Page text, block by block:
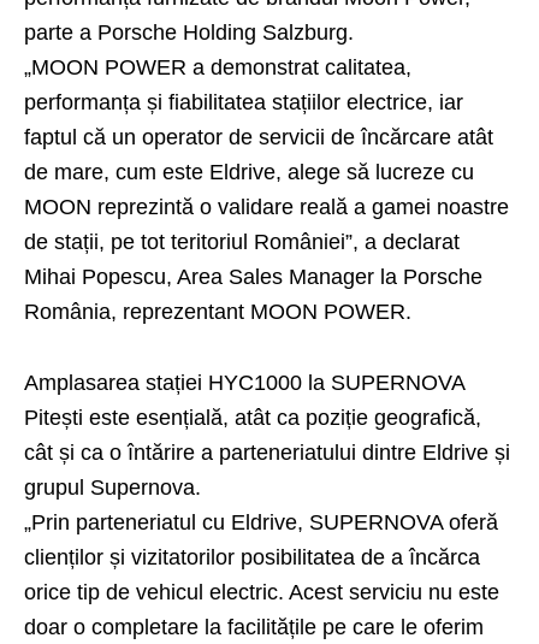
parte a Porsche Holding Salzburg.
„MOON POWER a demonstrat calitatea,
performanța și fiabilitatea stațiilor electrice, iar
faptul că un operator de servicii de încărcare atât
de mare, cum este Eldrive, alege să lucreze cu
MOON reprezintă o validare reală a gamei noastre
de stații, pe tot teritoriul României”, a declarat
Mihai Popescu, Area Sales Manager la Porsche
România, reprezentant MOON POWER.
Amplasarea stației HYC1000 la SUPERNOVA
Pitești este esențială, atât ca poziție geografică,
cât și ca o întărire a parteneriatului dintre Eldrive și
grupul Supernova.
„Prin parteneriatul cu Eldrive, SUPERNOVA oferă
clienților și vizitatorilor posibilitatea de a încărca
orice tip de vehicul electric. Acest serviciu nu este
doar o completare la facilitățile pe care le oferim